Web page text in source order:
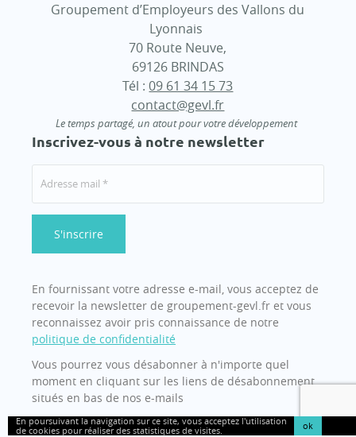
En poursuivant la navigation sur ce site, vous acceptez l'utilisation
de cookies pour réaliser des statistiques de visites.
ok
Groupement d’Employeurs des Vallons du
Lyonnais
70 Route Neuve,
69126 BRINDAS
Tél :09 61 34 15 73
contact@gevl.fr
Le temps partagé, un atout pour votre développement
Inscrivez-vous à notre newsletter
En fournissant votre adresse e-mail, vous acceptez de
recevoir la newsletter de groupement-gevl.fr et vous
reconnaissez avoir pris connaissance de notre
politique de confidentialité
Vous pourrez vous désabonner à n'importe quel
moment en cliquant sur les liens de désabonnement
situés en bas de nos e-mails